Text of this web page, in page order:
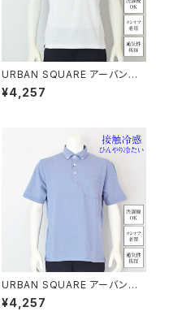
URBAN SQUARE アーバンス
クエア｜接触冷感 鹿の子ボタン
ダウンポロシャツ｜洗濯機OK
¥4,257
URBAN SQUARE アーバンス
クエア｜接触冷感 鹿の子ボタン
ダウンポロシャツ｜洗濯機OK
¥4,257